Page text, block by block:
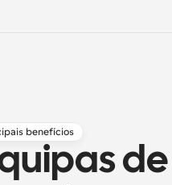
benefícios